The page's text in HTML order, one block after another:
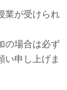
業が受けられ
の場合は必ず
い申し上げま